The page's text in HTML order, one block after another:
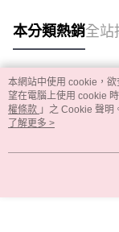
本分類熱銷全站
熱門標籤
本網站中使用 cookie，
望在電腦上使用 cookie
權條款 」之 Cookie 聲明
用條款之 Cookie 聲明使
了解更多 >